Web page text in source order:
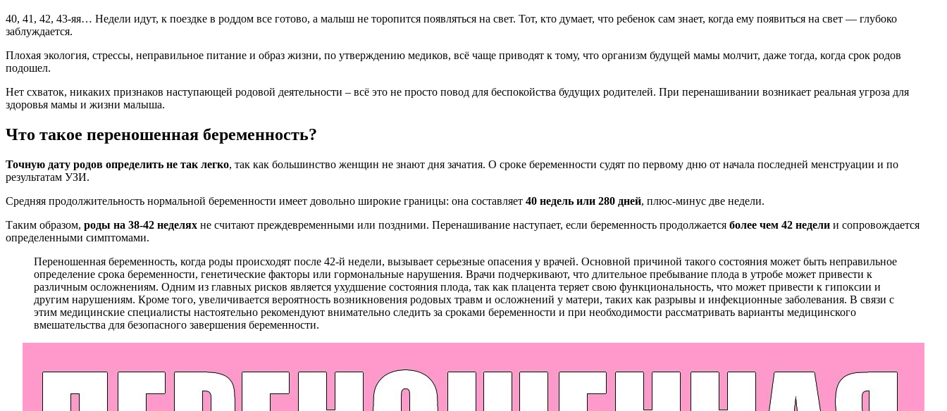
40, 41, 42, 43-яя… Недели идут, к поездке в роддом все готово, а малыш не торопится появляться на свет. Тот, кто думает, что ребенок сам знает, когда ему появиться на свет — глубоко
заблуждается.
Плохая экология, стрессы, неправильное питание и образ жизни, по утверждению медиков, всё чаще приводят к тому, что организм будущей мамы молчит, даже тогда, когда срок родов
подошел.
Нет схваток, никаких признаков наступающей родовой деятельности – всё это не просто повод для беспокойства будущих родителей. При перенашивании возникает реальная угроза для
здоровья мамы и жизни малыша.
Что такое переношенная беременность?
Точную дату родов определить не так легко, так как большинство женщин не знают дня зачатия. О сроке беременности судят по первому дню от начала последней менструации и по
результатам УЗИ.
Средняя продолжительность нормальной беременности имеет довольно широкие границы: она составляет 40 недель или 280 дней, плюс-минус две недели.
Таким образом, роды на 38-42 неделях не считают преждевременными или поздними. Перенашивание наступает, если беременность продолжается более чем 42 недели и сопровождается
определенными симптомами.
Переношенная беременность, когда роды происходят после 42-й недели, вызывает серьезные опасения у врачей. Основной причиной такого состояния может быть неправильное
определение срока беременности, генетические факторы или гормональные нарушения. Врачи подчеркивают, что длительное пребывание плода в утробе может привести к
различным осложнениям. Одним из главных рисков является ухудшение состояния плода, так как плацента теряет свою функциональность, что может привести к гипоксии и
другим нарушениям. Кроме того, увеличивается вероятность возникновения родовых травм и осложнений у матери, таких как разрывы и инфекционные заболевания. В связи с
этим медицинские специалисты настоятельно рекомендуют внимательно следить за сроками беременности и при необходимости рассматривать варианты медицинского
вмешательства для безопасного завершения беременности.